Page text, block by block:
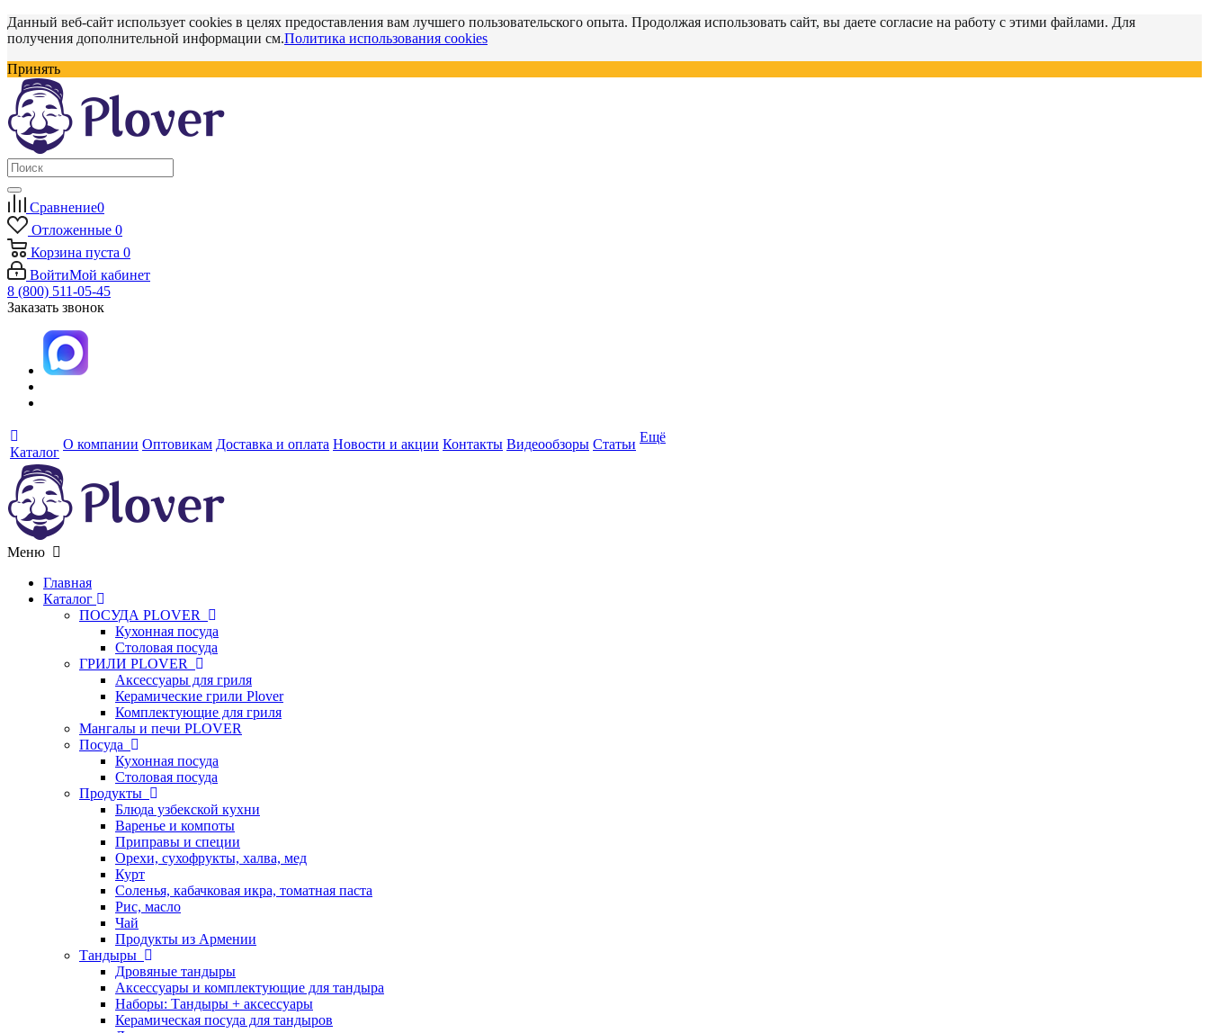
Данный веб-сайт использует cookies в целях предоставления вам лучшего пользовательского опыта. Продолжая использовать сайт, вы даете согласие на работу с этими файлами. Для
получения дополнительной информации см.Политика использования cookies
Принять
Сравнение0
Отложенные 0
Корзина пуста 0
ВойтиМой кабинет
8 (800) 511-05-45
Заказать звонок
Каталог
О компании Оптовикам Доставка и оплата Новости и акции Контакты Видеообзоры Статьи Ещё
Меню
Главная
Каталог
ПОСУДА PLOVER
Кухонная посуда
Столовая посуда
ГРИЛИ PLOVER
Аксессуары для гриля
Керамические грили Plover
Комплектующие для гриля
Мангалы и печи PLOVER
Посуда
Кухонная посуда
Столовая посуда
Продукты
Блюда узбекской кухни
Варенье и компоты
Приправы и специи
Орехи, сухофрукты, халва, мед
Курт
Соленья, кабачковая икра, томатная паста
Рис, масло
Чай
Продукты из Армении
Тандыры
Дровяные тандыры
Аксессуары и комплектующие для тандыра
Наборы: Тандыры + аксессуары
Керамическая посуда для тандыров